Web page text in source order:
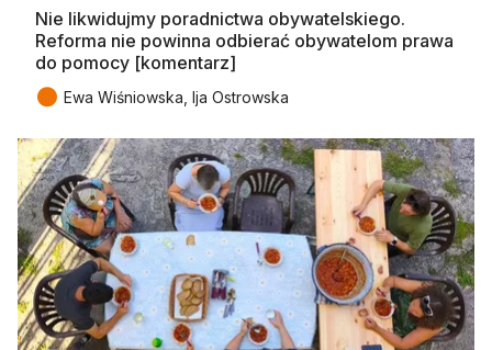
Nie likwidujmy poradnictwa obywatelskiego.
Reforma nie powinna odbierać obywatelom prawa
do pomocy [komentarz]
● Ewa Wiśniowska, Ija Ostrowska